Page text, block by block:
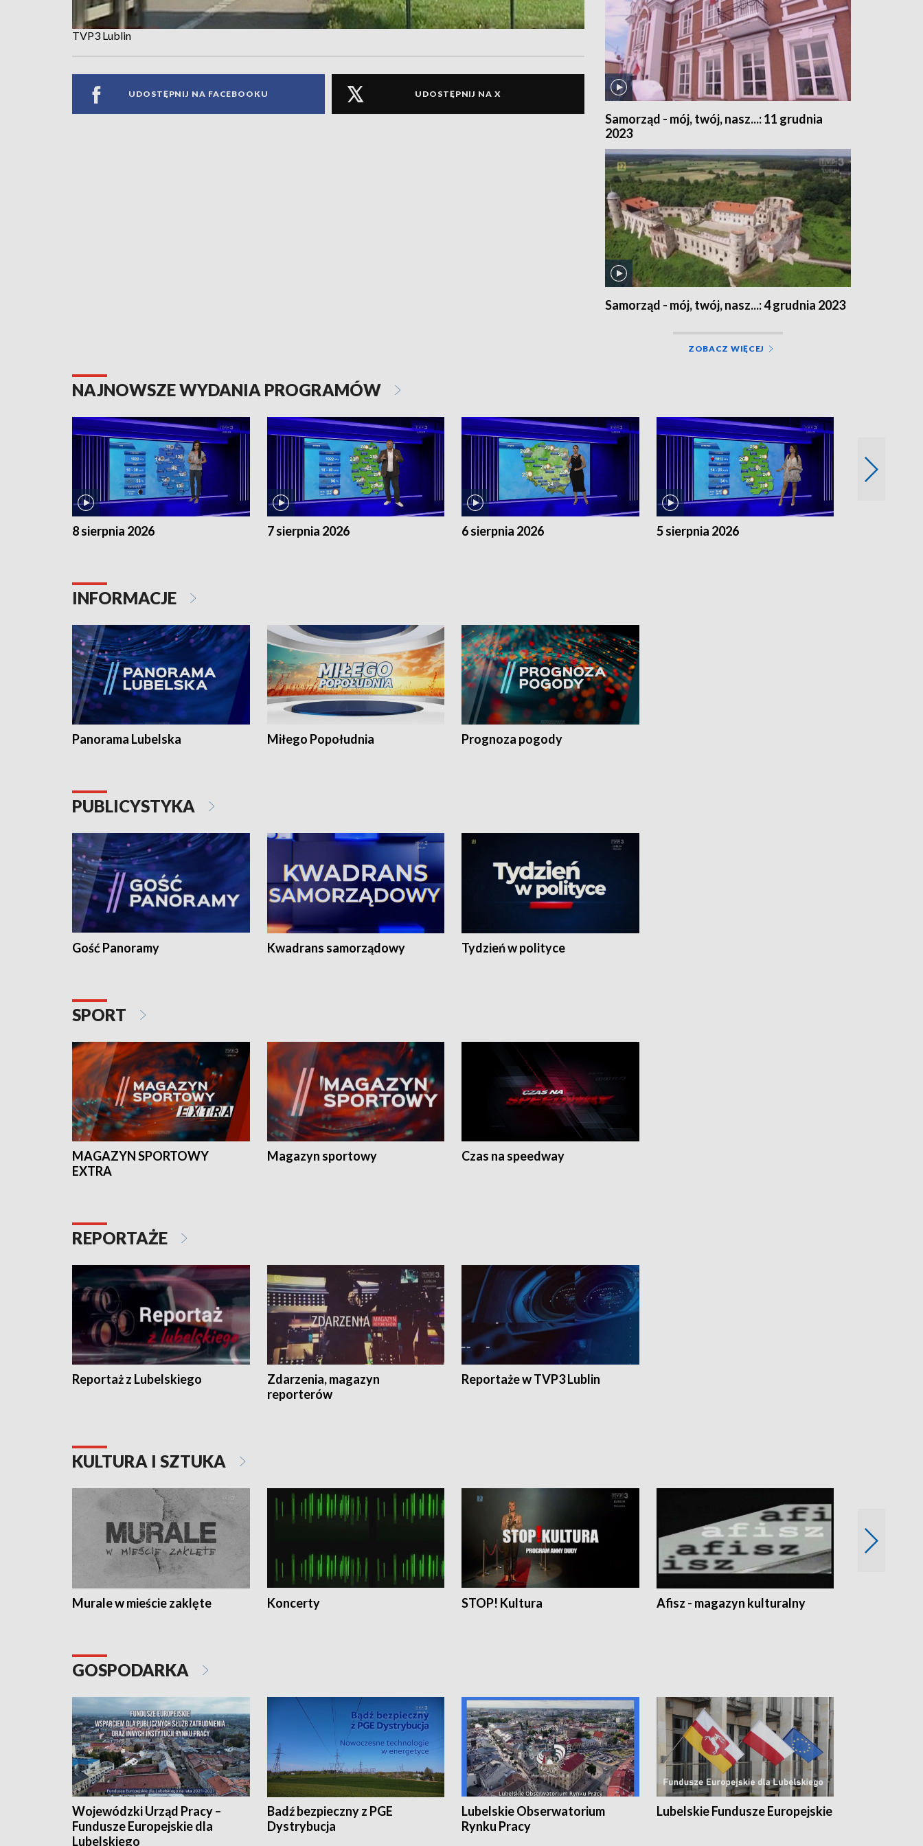
TVP3 Lublin
UDOSTĘPNIJ NA FACEBOOKU UDOSTĘPNIJ NA X
Samorząd - mój, twój, nasz...: 11 grudnia
2023
Samorząd - mój, twój, nasz...: 4 grudnia 2023
ZOBACZ WIĘCEJ
NAJNOWSZE WYDANIA PROGRAMÓW
8 sierpnia 2026 7 sierpnia 2026 6 sierpnia 2026 5 sierpnia 2026
INFORMACJE
Panorama Lubelska Miłego Popołudnia Prognoza pogody
PUBLICYSTYKA
Gość Panoramy Kwadrans samorządowy Tydzień w polityce
SPORT
MAGAZYN SPORTOWY
EXTRA
Magazyn sportowy Czas na speedway
REPORTAŻE
Reportaż z Lubelskiego
Zdarzenia, magazyn
reporterów
Reportaże w TVP3 Lublin
KULTURA I SZTUKA
Murale w mieście zaklęte Koncerty STOP! Kultura Afisz - magazyn kulturalny
GOSPODARKA
Wojewódzki Urząd Pracy –
Fundusze Europejskie dla
Lubelskiego
Badź bezpieczny z PGE
Dystrybucja
Lubelskie Obserwatorium
Rynku Pracy
Lubelskie Fundusze Europejskie